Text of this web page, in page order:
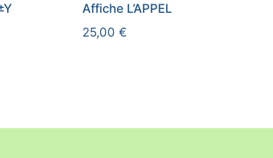
Affiche L’APPEL
25,00 €